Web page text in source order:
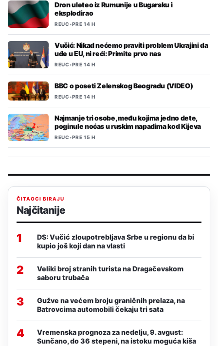
Dron uleteo iz Rumunije u Bugarsku i
eksplodirao
REUC•PRE 14 H
Vučić: Nikad nećemo praviti problem Ukrajini da
uđe u EU, ni reći: Primite prvo nas
REUC•PRE 14 H
BBC o poseti Zelenskog Beogradu (VIDEO)
REUC•PRE 14 H
Najmanje tri osobe, među kojima jedno dete,
poginule noćas u ruskim napadima kod Kijeva
REUC•PRE 15 H
ČITAOCI BIRAJU
Najčitanije
1
DS: Vučić zloupotrebljava Srbe u regionu da bi
kupio još koji dan na vlasti
2
Veliki broj stranih turista na Dragačevskom
saboru trubača
3
Gužve na većem broju graničnih prelaza, na
Batrovcima automobili čekaju tri sata
4
Vremenska prognoza za nedelju, 9. avgust:
Sunčano, do 36 stepeni, na istoku moguća kiša